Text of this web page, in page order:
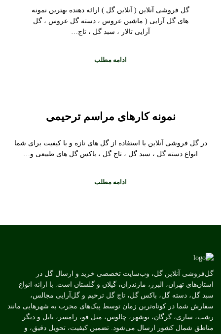
گل فروشی آنلاین ( آنلاین گل ) ارائه دهنده بهترین نمونه
های گل آرایی ( ماشین عروس ، دسته گل عروس ، گل
آرایی تالار ، سبد گل ، تاج…
ادامه مطلب
نمونه کارهای مراسم ترحیمی
در گل فروشی آنلاین با استفاده از گل های تازه و با کیفیت برای شما
انواع دسته گل ، سبد گل ، تاج گل ، باکس گل های طبیعی و…
ادامه مطلب
گل‌فروشی آنلاین گل، وب‌سایت تخصصی خرید و ارسال گل در
استان‌های تهران، البرز، مازندران، گیلان و گلستان است. با ارائه انواع
سبد گل، دسته گل، باکس گل، تاج گل ترحیم و گل‌آرایی مجالس،
سفارش شما در کوتاه‌ترین زمان توسط پیک‌های مجرب به شهرهایی مانند
رشت، ساری، گرگان، نوشهر، چالوس، متل قو، رامسر، بابل و دیگر
مناطق شمال کشور ارسال می‌شود. تضمین کیفیت، تحویل دقیق، و